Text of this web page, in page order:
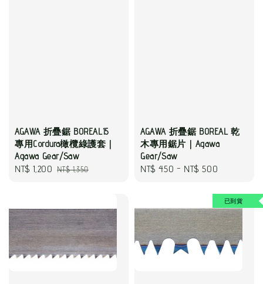
AGAWA 折疊鋸 BOREAL15
專用Cordura橄欖綠護套｜
Agawa Gear/Saw
Sale
NT$ 1,200 Regular
NT$ 1,350
AGAWA 折疊鋸 BOREAL 乾
木專用鋸片｜Agawa
Gear/Saw
Regular
NT$ 450 - NT$ 500
已到貨